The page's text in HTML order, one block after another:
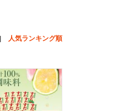
人気ランキング順